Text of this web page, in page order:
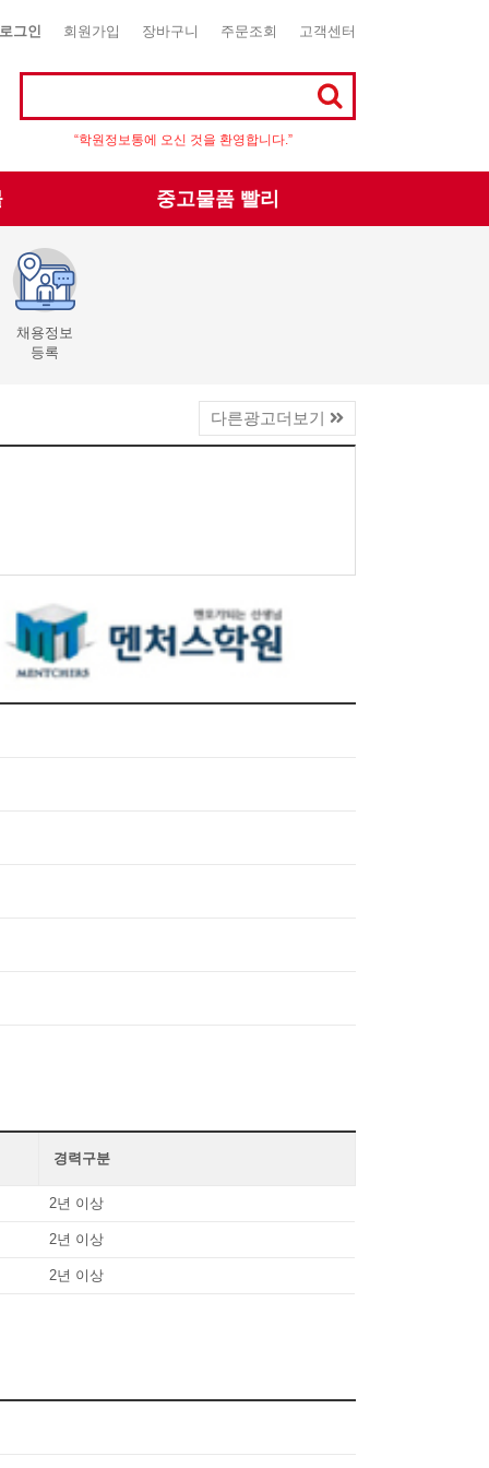
로그인 회원가입 장바구니 주문조회 고객센터
“학원정보통에 오신 것을 환영합니다.”
중고물품 빨리
채용정보
등록
다른광고더보기
경력구분
2년 이상
2년 이상
2년 이상